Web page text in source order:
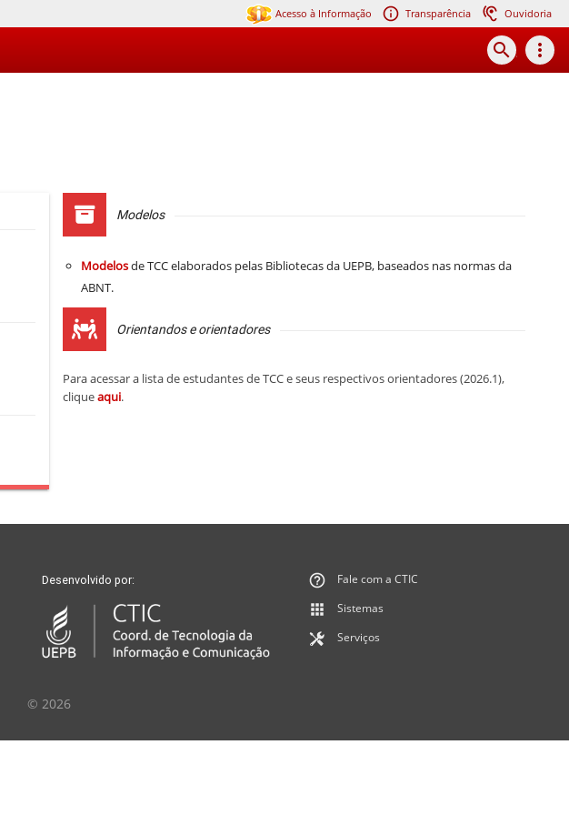
Acesso à Informação Transparência Ouvidoria
search more_vert
Modelos
Modelosde TCC elaborados pelas Bibliotecas da UEPB, baseados nas normas da
ABNT.
Orientandos e orientadores
Para acessar a lista de estudantes de TCC e seus respectivos orientadores (2026.1),
cliqueaqui.
Desenvolvido por:
Fale com a CTIC
Sistemas
Serviços
© 2026